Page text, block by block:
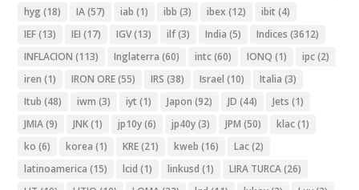
hyg (18) IA(57) iab (1) ibb (3) ibex (12) ibit (4)
IEF(13) IEI (17) IGV(13) ilf(3) India (5) Indices (3612)
INFLACION (113) Inglaterra (60) intc(60) IONQ (1) ipc(2)
iren (1) IRON ORE(55) IRS (38) Israel (10) Italia (3)
Itub (48) iwm (3) iyt (1) Japon (92) JD (44) Jets (1)
JMIA(9) JNK(1) jp10y(6) jp40y(3) JPM (50) klac(1)
ko (6) korea (1) KRE(21) kweb (16) Lac(2)
latinoamerica (15) lcid (1) linkusd (1) LIRA TURCA(26)